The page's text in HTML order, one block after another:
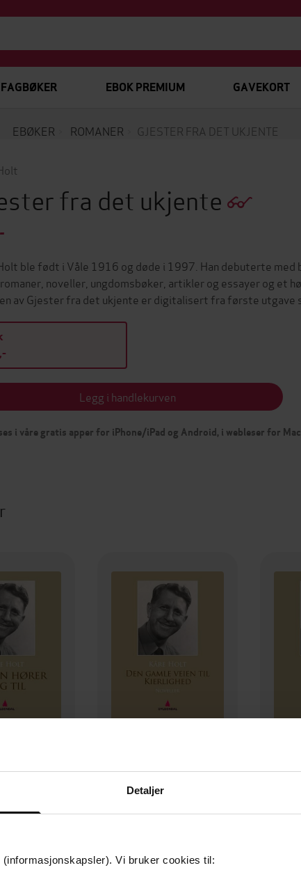
Detaljer
Vi bruker cookies til:
FAGBØKER EBOK PREMIUM GAVEKORT
EBØKER ROMANER GJESTER FRA DET UKJENTE
fra det ukjente
ble født i Våle 1916 og døde i 1997. Han debuterte med
noveller, ungdomsbøker, artikler og essayer og et
av Gjester fra det ukjente er digitalisert fra første utgave
Legg i handlekurven
i våre gratis apper for iPhone/iPad og Android, i webleser for
Kåre Holt
EBOK